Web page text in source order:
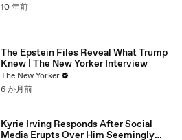
10 年前
The Epstein Files Reveal What Trump
Knew | The New Yorker Interview
The New Yorker
6 か月前
Kyrie Irving Responds After Social
Media Erupts Over Him Seemingly